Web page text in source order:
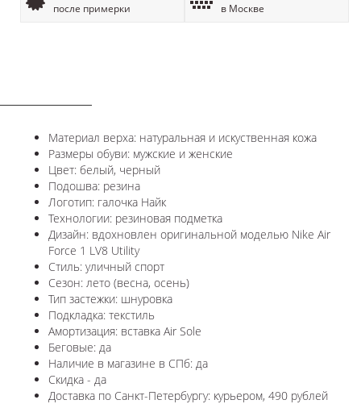
после примерки
в Москве
Материал верха: натуральная и искуственная кожа
Размеры обуви: мужские и женские
Цвет: белый, черный
Подошва: резина
Логотип: галочка Найк
Технологии: резиновая подметка
Дизайн: вдохновлен оригинальной моделью Nike Air
Force 1 LV8 Utility
Стиль: уличный спорт
Сезон: лето (весна, осень)
Тип застежки: шнуровка
Подкладка: текстиль
Амортизация: вставка Air Sole
Беговые: да
Наличие в магазине в СПб: да
Скидка - да
Доставка по Санкт-Петербургу: курьером, 490 рублей